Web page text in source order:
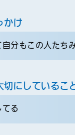
かけ
分もこの人たち
にしているこ
る